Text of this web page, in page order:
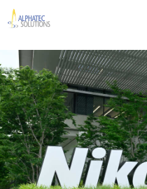
製品・ソリューション
導入事例
イベント・セミナー
ブログ